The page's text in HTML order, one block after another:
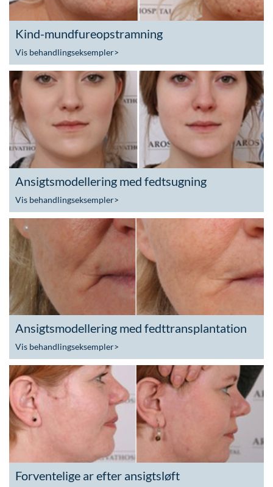
Kind-mundfureopstramning
Vis behandlingseksempler>
Ansigtsmodellering med fedtsugning
Vis behandlingseksempler>
Ansigtsmodellering med fedttransplantation
Vis behandlingseksempler>
Forventelige ar efter ansigtsløft